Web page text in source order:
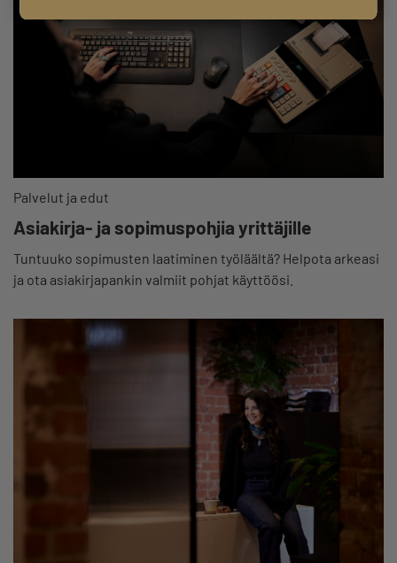
Palvelut ja edut
Asiakirja- ja sopimuspohjia yrittäjille
Tuntuuko sopimusten laatiminen työläältä? Helpota arkeasi
ja ota asiakirjapankin valmiit pohjat käyttöösi.